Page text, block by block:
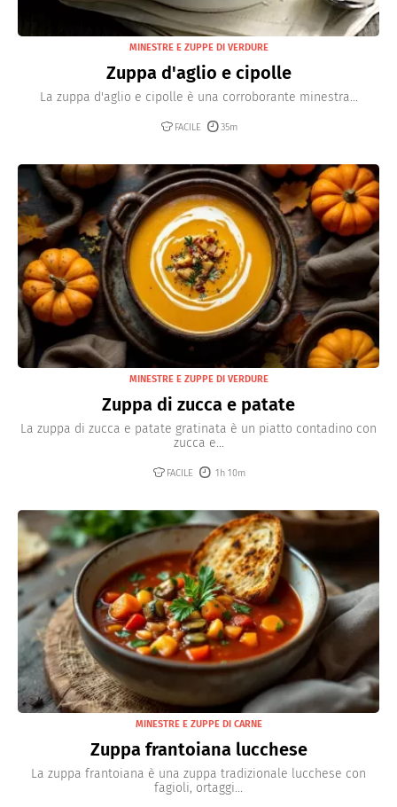
MINESTRE E ZUPPE DI VERDURE
Zuppa d'aglio e cipolle
La zuppa d'aglio e cipolle è una corroborante minestra...
FACILE 35m
MINESTRE E ZUPPE DI VERDURE
Zuppa di zucca e patate
La zuppa di zucca e patate gratinata è un piatto contadino con
zucca e...
FACILE 1h 10m
MINESTRE E ZUPPE DI CARNE
Zuppa frantoiana lucchese
La zuppa frantoiana è una zuppa tradizionale lucchese con
fagioli, ortaggi...